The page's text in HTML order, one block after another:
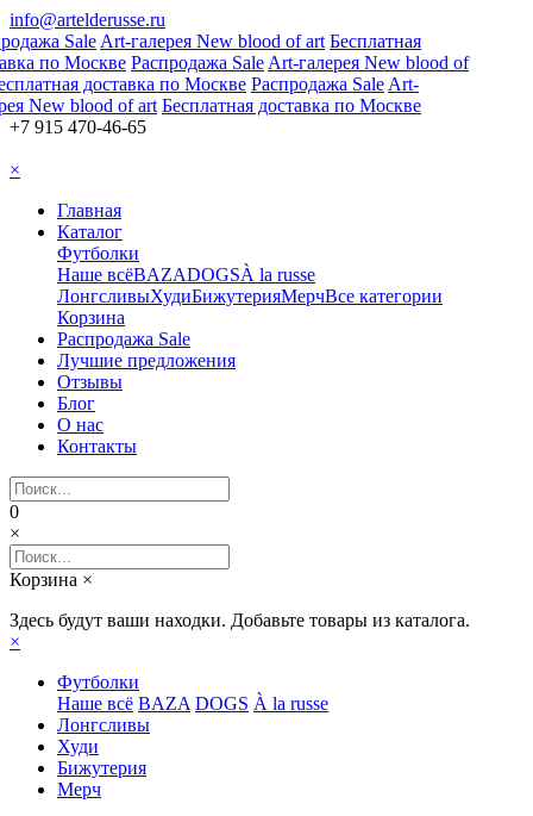
info@artelderusse.ru
SaleArt-галерея New blood of art Бесплатная
по Москве Распродажа SaleArt-галерея New blood of
доставка по Москве Распродажа SaleArt-
New blood of art Бесплатная доставка по Москве
+7 915 470-46-65
×
Главная
Каталог
Футболки
Наше всёBAZADOGSÀ la russe
ЛонгсливыХудиБижутерияМерчВсе категории
Корзина
Распродажа Sale
Лучшие предложения
Отзывы
Блог
О нас
Контакты
0
×
Корзина ×
Здесь будут ваши находки. Добавьте товары из каталога.
×
Футболки
Наше всё BAZA DOGS À la russe
Лонгсливы
Худи
Бижутерия
Мерч